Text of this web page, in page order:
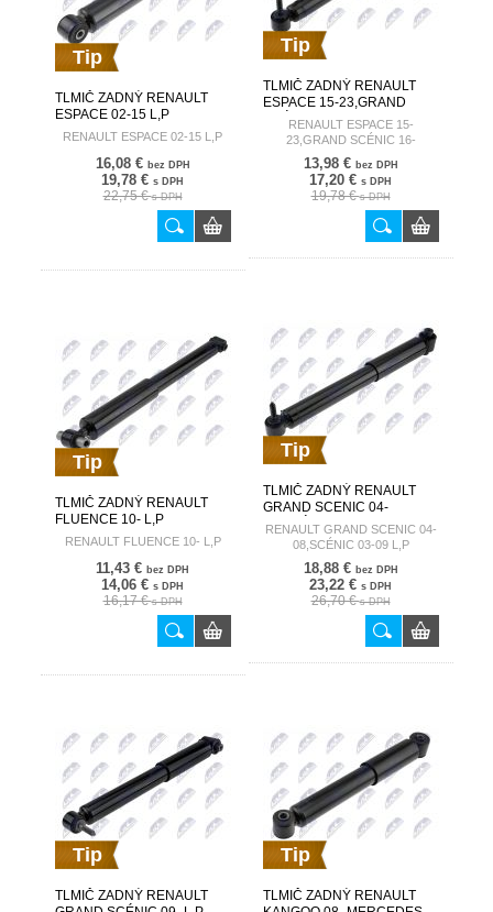
Tip
TLMIČ ZADNÝ RENAULT
ESPACE 02-15 L,P
8200256337 A-RE-048
RENAULT ESPACE 02-15 L,P
16,08 € bez DPH
19,78 € s DPH
22,75 €s DPH
Tip
TLMIČ ZADNÝ RENAULT
ESPACE 15-23,GRAND
SCÉNIC 16-23,MEGANE CC
10-15,MEGANE 18-,SCÉNIC
RE-049
RENAULT ESPACE 15-
23,GRAND SCÉNIC 16-
23,MEGANE CC 10-
15,MEGANE 18-,SCÉNIC 12-22
L,P
13,98 € bez DPH
17,20 € s DPH
19,78 €s DPH
Tip
TLMIČ ZADNÝ RENAULT
FLUENCE 10- L,P
562100664R A-RE-043
RENAULT FLUENCE 10- L,P
11,43 € bez DPH
14,06 € s DPH
16,17 €s DPH
Tip
TLMIČ ZADNÝ RENAULT
GRAND SCENIC 04-
08,SCÉNIC 03-09 L,P
8200038259 A-RE-015
RENAULT GRAND SCENIC 04-
08,SCÉNIC 03-09 L,P
18,88 € bez DPH
23,22 € s DPH
26,70 €s DPH
Tip
TLMIČ ZADNÝ RENAULT
Tip
TLMIČ ZADNÝ RENAULT